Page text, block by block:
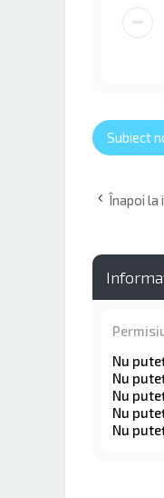
Subiect
Înapoi la
Nu
Nu
Nu
Nu
Nu